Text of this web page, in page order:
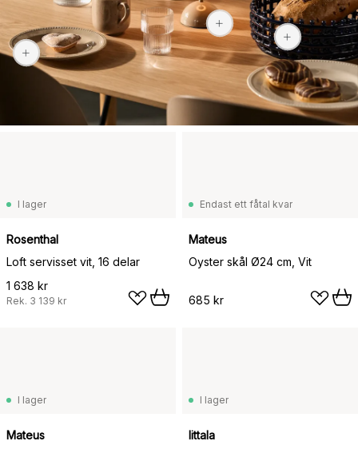
1 169 kr
I lager
Rosenthal
Loft servisset vit, 16 delar
1 638 kr
Rek. 3 139 kr
Endast ett fåtal kvar
Mateus
Oyster skål Ø24 cm, Vit
685 kr
I lager
Mateus
I lager
Iittala